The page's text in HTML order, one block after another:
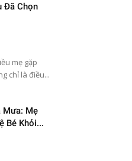
Đã Chọn
mẹ gặp
chỉ là điều...
Mưa: Mẹ
Bé Khỏi...